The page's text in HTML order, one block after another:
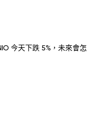
今天下跌 5%，未來會怎